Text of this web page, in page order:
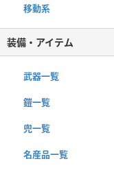
移動系
装備・アイテム
武器一覧
鎧一覧
兜一覧
名産品一覧